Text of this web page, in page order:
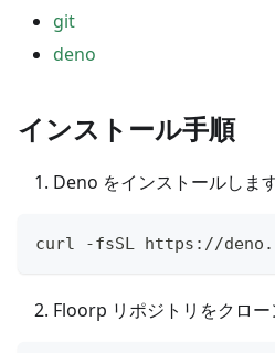
git
deno
インストール手順
Deno をインストールしま
curl -fsSL https://
Floorp リポジトリをクロー